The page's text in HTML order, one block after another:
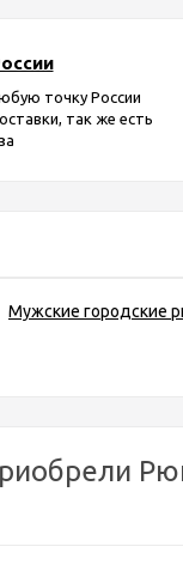
точку России
так же есть
Мужские городские